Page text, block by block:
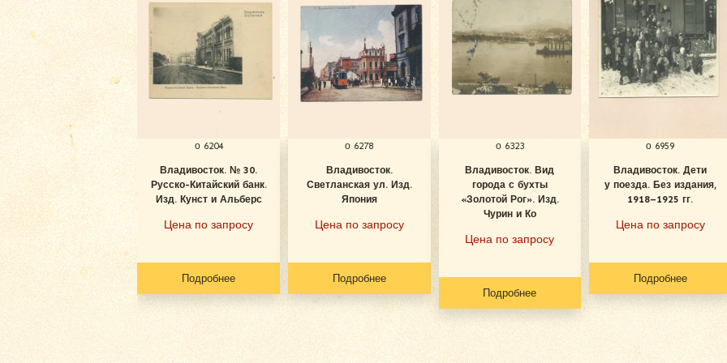
о 6204
Владивосток. № 30.
Русско-Китайский банк.
Изд. Кунст и Альберс
Цена по запросу
Подробнее
о 6278
Владивосток.
Светланская ул. Изд.
Япония
Цена по запросу
Подробнее
о 6323
Владивосток. Вид
города с бухты
«Золотой Рог». Изд.
Чурин и Ко
Цена по запросу
Подробнее
о 6959
Владивосток. Дети
у поезда. Без издания,
1918–1925 гг.
Цена по запросу
Подробнее